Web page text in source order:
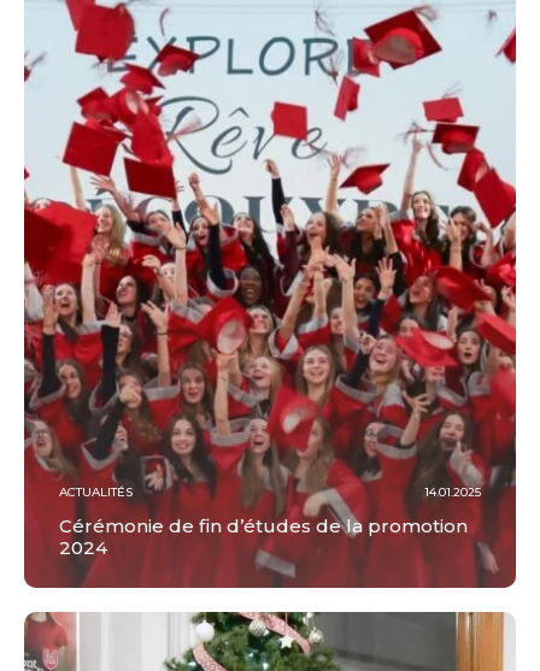
ACTUALITÉS 14.01.2025
Cérémonie de fin d’études de la promotion
2024